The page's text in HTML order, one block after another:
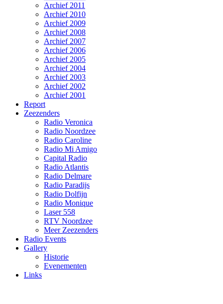
Archief 2011
Archief 2010
Archief 2009
Archief 2008
Archief 2007
Archief 2006
Archief 2005
Archief 2004
Archief 2003
Archief 2002
Archief 2001
Report
Zeezenders
Radio Veronica
Radio Noordzee
Radio Caroline
Radio Mi Amigo
Capital Radio
Radio Atlantis
Radio Delmare
Radio Paradijs
Radio Dolfijn
Radio Monique
Laser 558
RTV Noordzee
Meer Zeezenders
Radio Events
Gallery
Historie
Evenementen
Links